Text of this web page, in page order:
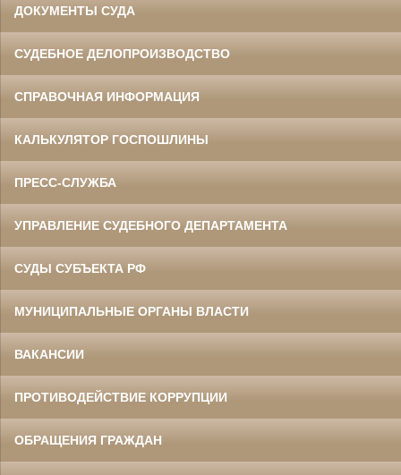
ДОКУМЕНТЫ СУДА
СУДЕБНОЕ ДЕЛОПРОИЗВОДСТВО
СПРАВОЧНАЯ ИНФОРМАЦИЯ
КАЛЬКУЛЯТОР ГОСПОШЛИНЫ
ПРЕСС-СЛУЖБА
УПРАВЛЕНИЕ СУДЕБНОГО ДЕПАРТАМЕНТА
СУДЫ СУБЪЕКТА РФ
МУНИЦИПАЛЬНЫЕ ОРГАНЫ ВЛАСТИ
ВАКАНСИИ
ПРОТИВОДЕЙСТВИЕ КОРРУПЦИИ
ОБРАЩЕНИЯ ГРАЖДАН